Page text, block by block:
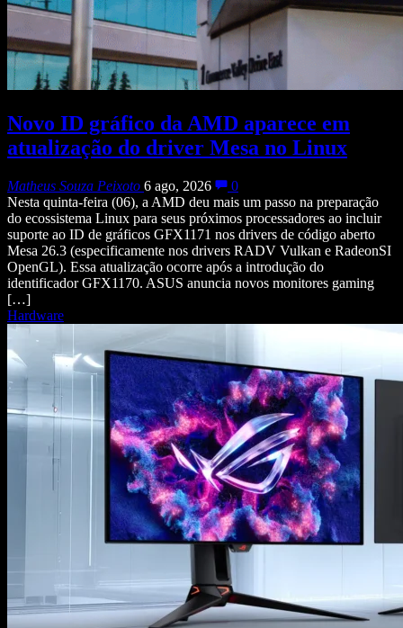
Novo ID gráfico da AMD aparece em
atualização do driver Mesa no Linux
Matheus Souza Peixoto 6 ago, 2026
0
Nesta quinta-feira (06), a AMD deu mais um passo na preparação
do ecossistema Linux para seus próximos processadores ao incluir
suporte ao ID de gráficos GFX1171 nos drivers de código aberto
Mesa 26.3 (especificamente nos drivers RADV Vulkan e RadeonSI
OpenGL). Essa atualização ocorre após a introdução do
identificador GFX1170. ASUS anuncia novos monitores gaming
[…]
Hardware